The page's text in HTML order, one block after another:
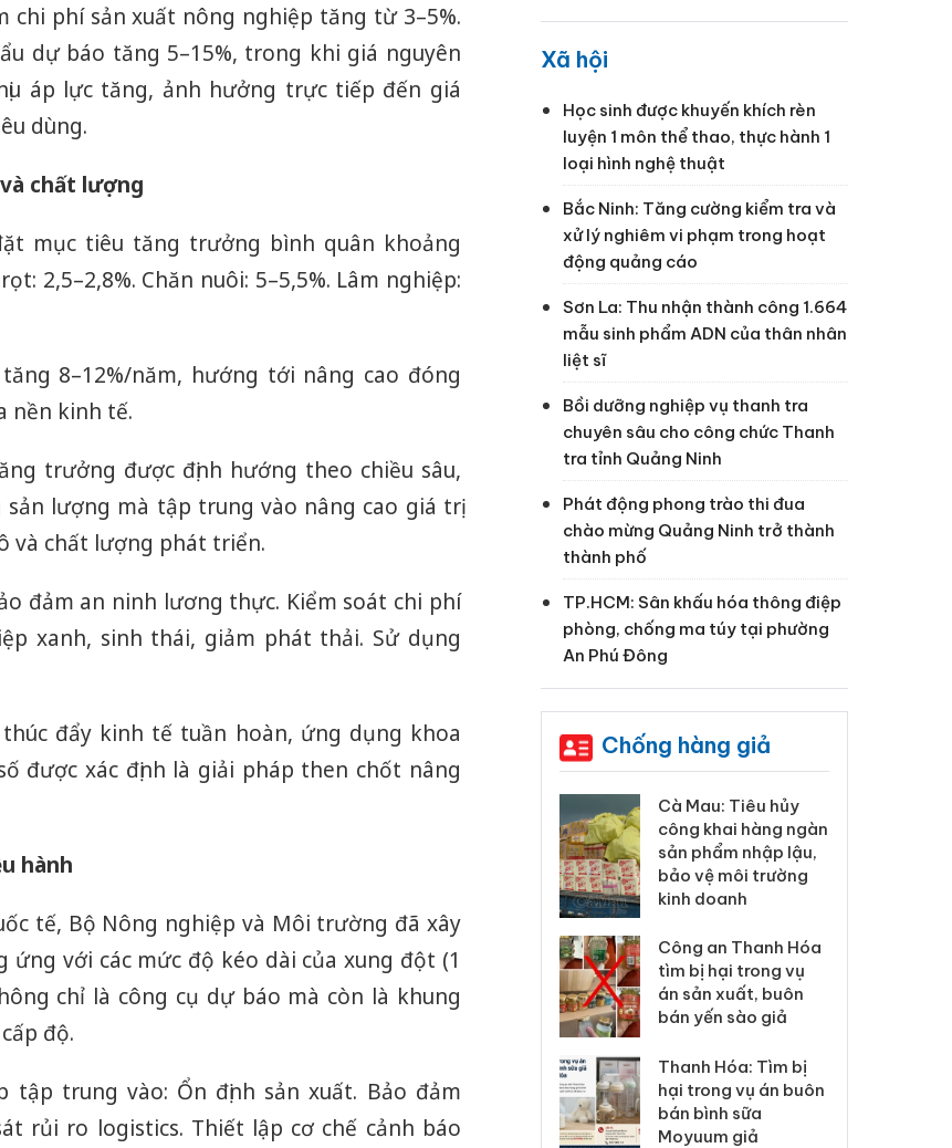
chi phí sản xuất nông nghiệp tăng từ 3–5%.
dự báo tăng 5–15%, trong khi giá nguyên
áp lực tăng, ảnh hưởng trực tiếp đến giá
dùng.
chất lượng
mục tiêu tăng trưởng bình quân khoảng
2,5–2,8%. Chăn nuôi: 5–5,5%. Lâm nghiệp:
8–12%/năm, hướng tới nâng cao đóng
nền kinh tế.
trưởng được định hướng theo chiều sâu,
lượng mà tập trung vào nâng cao giá trị
và chất lượng phát triển.
đảm an ninh lương thực. Kiểm soát chi phí
xanh, sinh thái, giảm phát thải. Sử dụng
đẩy kinh tế tuần hoàn, ứng dụng khoa
được xác định là giải pháp then chốt nâng
hành
tế, Bộ Nông nghiệp và Môi trường đã xây
với các mức độ kéo dài của xung đột (1
chỉ là công cụ dự báo mà còn là khung
độ.
tập trung vào: Ổn định sản xuất. Bảo đảm
rủi ro logistics. Thiết lập cơ chế cảnh báo
Xã hội
Học sinh được khuyến khích rèn
luyện 1 môn thể thao, thực hành 1
loại hình nghệ thuật
Bắc Ninh: Tăng cường kiểm tra và
xử lý nghiêm vi phạm trong hoạt
động quảng cáo
Sơn La: Thu nhận thành công 1.664
mẫu sinh phẩm ADN của thân nhân
liệt sĩ
Bồi dưỡng nghiệp vụ thanh tra
chuyên sâu cho công chức Thanh
tra tỉnh Quảng Ninh
Phát động phong trào thi đua
chào mừng Quảng Ninh trở thành
thành phố
TP.HCM: Sân khấu hóa thông điệp
phòng, chống ma túy tại phường
An Phú Đông
Chống hàng giả
Công an Thanh Hóa
tìm bị hại trong vụ
án sản xuất, buôn
hại trong vụ án buôn
Moyuum giả
Khẩn trương xác
minh, xử lý sản phẩm
Slimaura Care x3 sử
dụng giấy phép giả
mạo
Lào Cai xử lý 83 vụ vi
phạm thương mại
trong tháng 7
Hưng Yên: Xử lý 6 hộ
kinh doanh bán hàng
giả mạo nhãn hiệu
Adidas, Nike